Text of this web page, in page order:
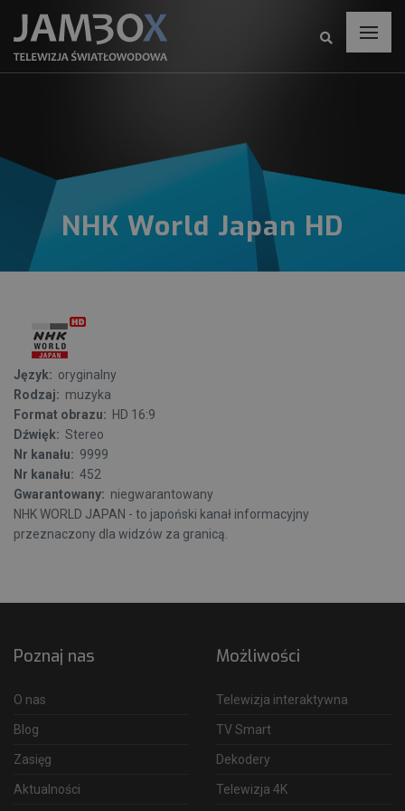
NHK World Japan HD
Język: oryginalny
Rodzaj: muzyka
Format obrazu: HD 16:9
Dźwięk: Stereo
Nr kanału: 9999
Nr kanału: 452
Gwarantowany: niegwarantowany
NHK WORLD JAPAN - to japoński kanał informacyjny
przeznaczony dla widzów za granicą.
Poznaj nas
O nas
Blog
Zasięg
Aktualności
Możliwości
Telewizja interaktywna
TV Smart
Dekodery
Telewizja 4K